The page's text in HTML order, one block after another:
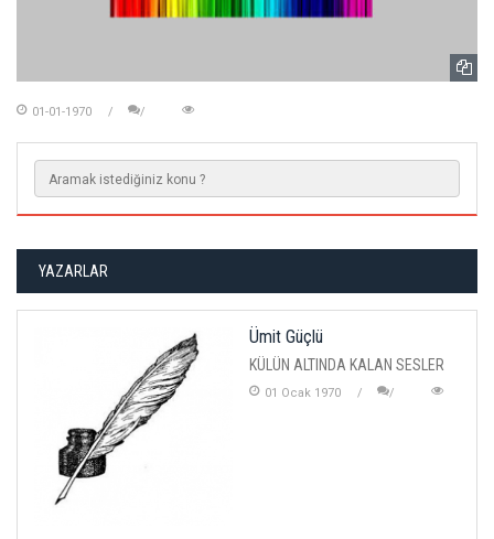
01-01-1970
YAZARLAR
Ümit Güçlü
KÜLÜN ALTINDA KALAN SESLER
01 Ocak 1970